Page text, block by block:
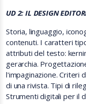
UD 2: IL DESIGN
Storia, linguaggio,
contenuti. I caratteri
attributi del testo:
gerarchia.
l'impaginazione. Criteri
di una rivista. Tipi di
Strumenti digitali per il